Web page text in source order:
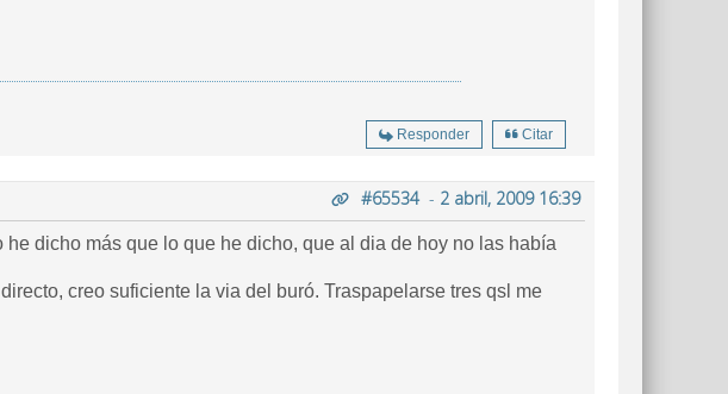
Responder Citar
#65534- 2 abril, 2009 16:39
dicho más que lo que he dicho, que al dia de hoy no las había
creo suficiente la via del buró. Traspapelarse tres qsl me